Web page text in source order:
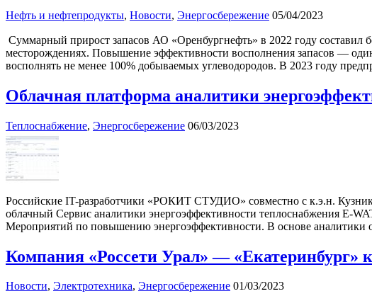
Нефть и нефтепродукты, Новости, Энергосбережение 05/04/2023
Суммарный прирост запасов АО «Оренбургнефть» в 2022 году
месторождениях. Повышение эффективности восполнения запасов —
восполнять не менее 100% добываемых углеводородов. В 2023 году
Облачная платформа аналитики
Теплоснабжение, Энергосбережение 06/03/2023
Российские IT-разработчики «РОКИТ СТУДИО» совместно с к.э.н.
облачный Сервис аналитики энергоэффективности теплоснабжения E-
Мероприятий по повышению энергоэффективности. В основе аналитики
Компания «Россети Урал» — «Екатеринбург»
Новости, Электротехника, Энергосбережение 01/03/2023